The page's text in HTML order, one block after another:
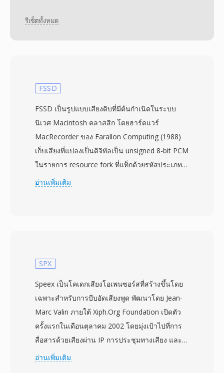
รีเซ็ตทั้งหมด
FSSD
FSSD เป็นรูปแบบเสียงดิบที่มีต้นกำเนิดในระบบ
นิเวศ Macintosh คลาสสิก โดยฮาร์ดแวร์
MacRecorder ของ Farallon Computing (1988)
เก็บเสียงที่แปลงเป็นดิจิทัลเป็น unsigned 8-bit PCM
ในรายการ resource fork ที่แท็กด้วยรหัสประเภท
&#039;FSSD&#039; ในเครื่องมือประมวลผลเสียง
พารามิเตอร์การเล่นอย่างอัตราสุ่มตัวอย่างและจำ
ดั้งเดิมมักบันทึกที่อัตราสูงสุด 22 kHz แบบโมโน แม้
อัตราสุ่มตัวอย่างใดก็ใช้ได้เมื่อตีความข้อมูลดิบ
FSSD และรูปแบบบีบอัดคู่หู HCOM (ที่เพิ่มการบีบอัด
Huffman ให้กับข้อมูลพื้นฐานเดียวกัน) เป็นรูปแบบ
เสียงมาตรฐานสำหรับมัลติมีเดีย Mac ยุคแรก:
HyperCard stacks ซีดีรอมเพื่อการศึกษา และเสียง
อ่านเพิ่มเติม
SPX
Speex เป็นโคเดกเสียงโอเพนซอร์สที่สร้างขึ้นโดย
เฉพาะสำหรับการบีบอัดเสียงพูด พัฒนาโดย Jean-
Marc Valin ภายใต้ Xiph.Org Foundation เปิดตัว
ครั้งแรกในเดือนตุลาคม 2002 โดยมุ่งเป้าไปที่การ
สื่อสารด้วยเสียงผ่าน IP การประชุมทางเสียง และ
ทุกสถานการณ์ที่ต้องส่งเสียงพูดอย่างมีประสิทธิภาพ
อ่านเพิ่มเติม